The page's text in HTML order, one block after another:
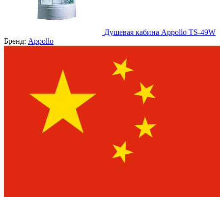
Душевая кабина Appollo TS-49W
Бренд: Appollo